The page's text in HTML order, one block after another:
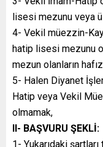
lisesi mezunu veya
4- Vekil müezzin-
hatip lisesi mezunu
mezun olanların
5- Halen Diyanet
Hatip veya Vekil
olmamak,
II- BAŞVURU ŞEKLİ:
1- Yukarıdaki